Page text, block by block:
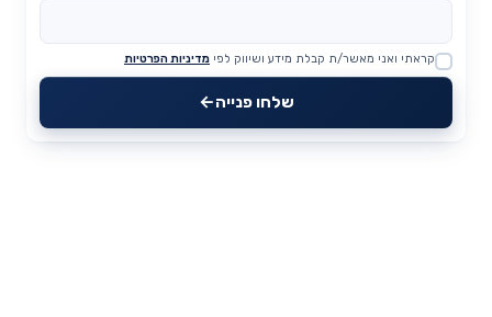
Website
קראתי ואני מאשר/ת קבלת מידע ושיווק לפי מדיניות הפרטיות
שלחו פנייה